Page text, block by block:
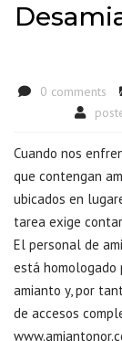
0 comments
Cuando nos
que contengan
ubicados en
tarea exige
El personal de
está homologado
amianto y, por
de accesos